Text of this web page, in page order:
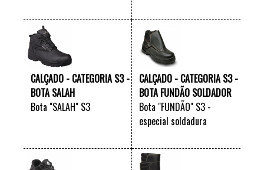
CALÇADO - CATEGORIA S3 -
BOTA SALAH
Bota "SALAH" S3
CALÇADO - CATEGORIA S3 -
BOTA FUNDÃO SOLDADOR
Bota "FUNDÃO" S3 -
especial soldadura